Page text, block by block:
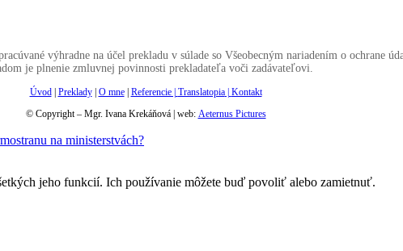
výhradne na účel prekladu v súlade so Všeobecným nariadením o ochrane
je plnenie zmluvnej povinnosti prekladateľa voči zadávateľovi.
Úvod| Preklady| O mne| Referencie | Translatopia| Kontakt
© Copyright – Mgr. Ivana Krekáňová | web: Aeternus Pictures
na ministerstvách?
jeho funkcií. Ich používanie môžete buď povoliť alebo zamietnuť.